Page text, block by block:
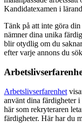
Kandidatexamen i
Tänk på att inte göra
nämner dina unika
blir otydlig om du
efter varje annons du
Arbetslivserfarenhet
använt dina färdigheter
här som rekryteraren
färdigheter. Här har du